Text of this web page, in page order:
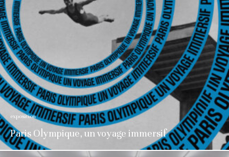
exposition
Paris Olympique, un voyage immersif